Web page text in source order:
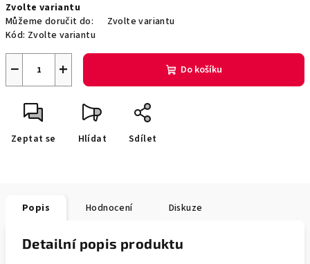
cena:
Zvolte variantu
Můžeme doručit do:
Zvolte variantu
Kód: Zvolte variantu
+
− Do košíku
Zeptat se Hlídat Sdílet
Popis Hodnocení Diskuze
Detailní popis produktu